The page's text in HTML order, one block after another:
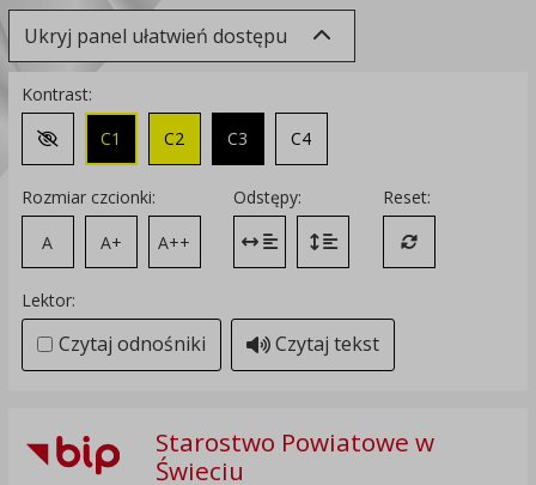
Ukryj panel ułatwień dostępu
Kontrast:
Zmień kontrast na domyślny
C1 C2 C3 C4
Rozmiar czcionki:
A
A+ A++
Odstępy:
Zmień odstęp między literami
Zmień interlinię i margines
Reset:
Przywróć
Lektor:
Czytaj odnośniki Czytaj tekst
Starostwo Powiatowe w
Świeciu